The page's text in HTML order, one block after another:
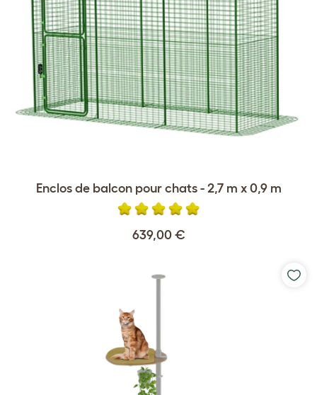
Enclos de balcon pour chats - 2,7 m x 0,9 m
639,00 €